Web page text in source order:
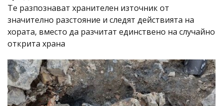
Те разпознават хранителен източник от
значително разстояние и следят действията на
хората, вместо да разчитат единствено на случайно
открита храна